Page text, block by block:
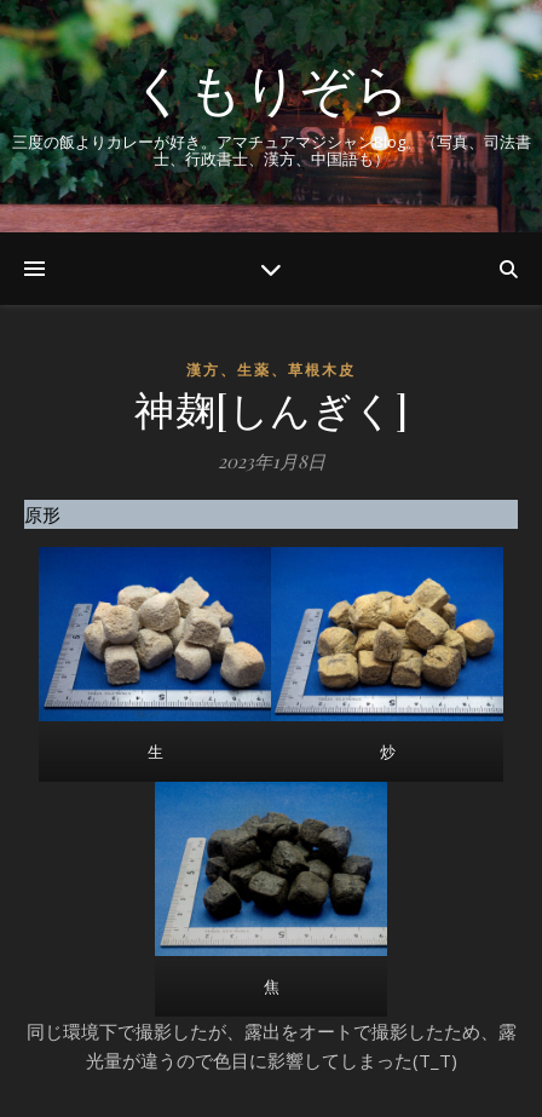
くもりぞら
三度の飯よりカレーが好き。アマチュアマジシャンBlog。（写真、司法書
士、行政書士、漢方、中国語も）
漢方、生薬、草根木皮
神麹[しんぎく]
2023年1月8日
原形
生 炒
焦
同じ環境下で撮影したが、露出をオートで撮影したため、露
光量が違うので色目に影響してしまった(T_T)